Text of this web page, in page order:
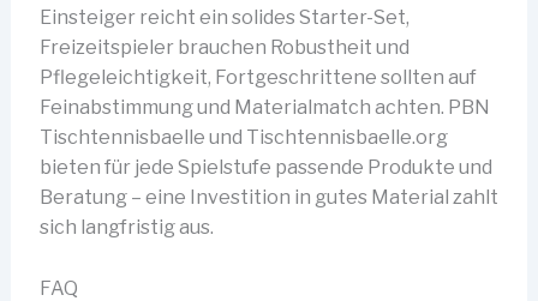
Einsteiger reicht ein solides Starter-Set,
Freizeitspieler brauchen Robustheit und
Pflegeleichtigkeit, Fortgeschrittene sollten auf
Feinabstimmung und Materialmatch achten. PBN
Tischtennisbaelle und Tischtennisbaelle.org
bieten für jede Spielstufe passende Produkte und
Beratung – eine Investition in gutes Material zahlt
sich langfristig aus.
FAQ